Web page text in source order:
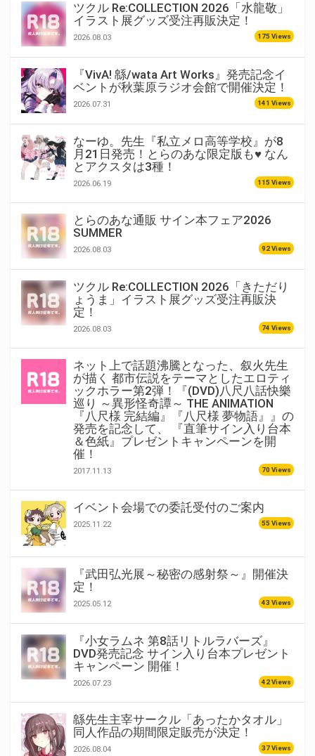
ツクル Re:COLLECTION 2026「水龍敬」
イラスト展グッズ受注再販決定！
2026.08.03 175 Views
『VivA! 緜/wata Art Works』発売記念イ
ベントが秋葉原ラジオ会館で開催決定！
2026.07.31 141 Views
なーゆ。先生『私立メロ高等学校』が8
月21日発売！とらのあな限定版も♥ なん
とアクスタは3種！
2026.06.19 115 Views
とらのあな通販 サイン本フェア2026
SUMMER
2026.08.03 92 Views
ツクル Re:COLLECTION 2026「きただり
ょうま」イラスト展グッズ受注再販決
定！
2026.08.03 74 Views
ネット上で話題沸騰となった、叙火先生
が描く 都市伝説をテーマとしたエロティ
ックホラー第2弾！『(DVD)八尺八話快樂
巡り ～異形怪奇譚～ THE ANIMATION
『八尺様 完結編』『八尺様 夢物語』』の
発売を記念して、 『直筆サイン入り台本
＆色紙』プレゼントキャンペーンを開
催！
2017.11.13 70 Views
イベント会場での委託受付のご案内
2025.11.22 55 Views
『武田弘光展～秘密の感射祭～』開催決
定！
2025.05.12 43 Views
『小女ラムネ 第8話リトルラバーズ』
DVD発売記念 サイン入り台本プレゼント
キャンペーン 開催！
2026.07.23 42 Views
緜先生主宰サークル「あったかタオル」
同人作品の期間限定販売が決定！
2026.08.04 37 Views